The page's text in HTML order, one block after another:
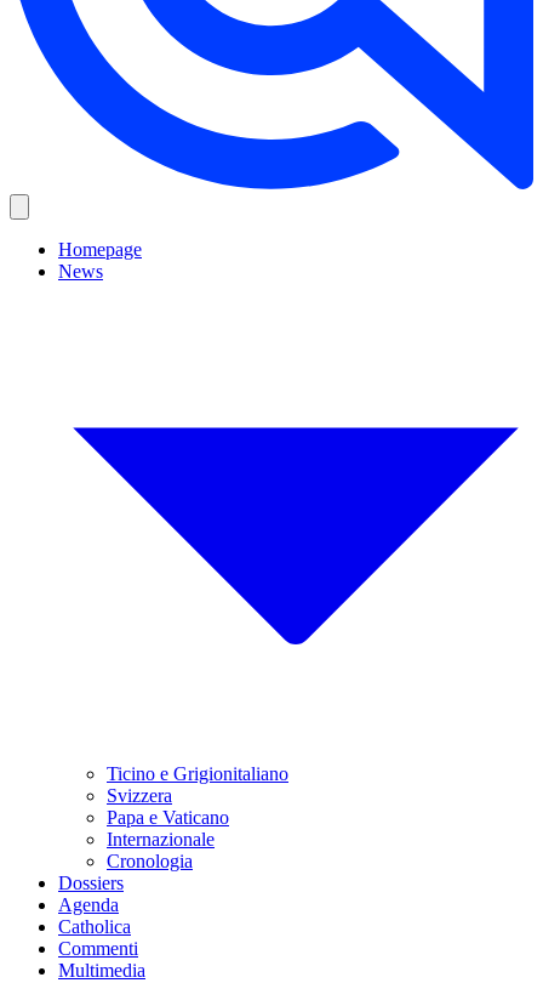
Homepage
News
Ticino e Grigionitaliano
Svizzera
Papa e Vaticano
Internazionale
Cronologia
Dossiers
Agenda
Catholica
Commenti
Multimedia